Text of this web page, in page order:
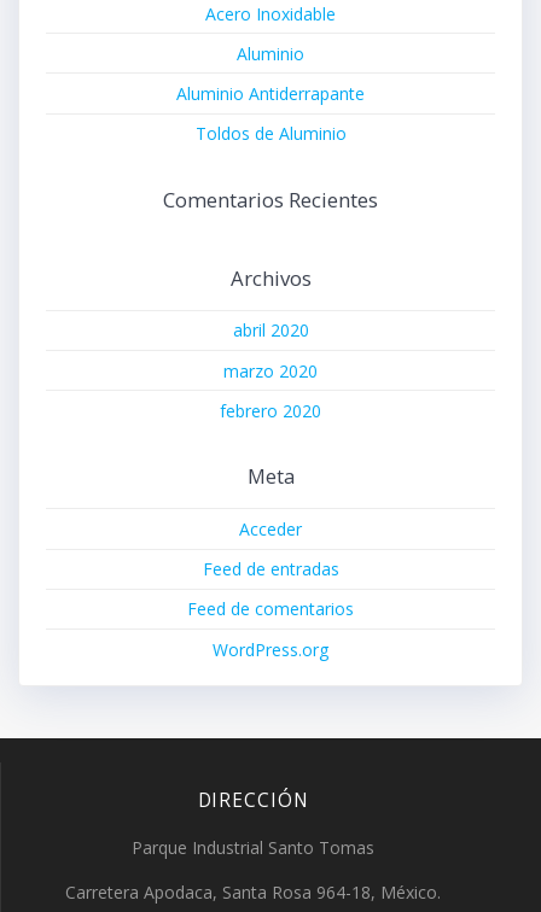
Acero Inoxidable
Aluminio
Aluminio Antiderrapante
Toldos de Aluminio
Comentarios Recientes
Archivos
abril 2020
marzo 2020
febrero 2020
Meta
Acceder
Feed de entradas
Feed de comentarios
WordPress.org
DIRECCIÓN
Parque Industrial Santo Tomas
Carretera Apodaca, Santa Rosa 964-18, México.